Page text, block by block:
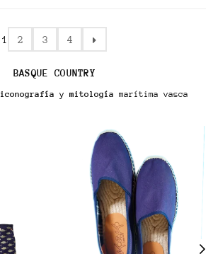
1 2 3 4
BASQUE COUNTRY
iconografía y mitología marítima vasca